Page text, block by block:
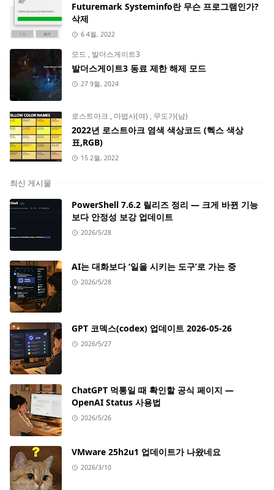
Futuremark Systeminfo란 무슨 프로그램인가?
삭제
6 4월, 2022
모드 , 발더스게이트3
발더스게이트3 동료 제한 해제 모드
27 9월, 2024
로스트아크 , 마법사(여) , 무도가(남)
2022년 로스트아크 염색 색상코드 (헥스 색상
표,RGB)
15 2월, 2022
최신 게시물
PowerShell 7.6.2 릴리즈 정리 — 크게 바뀐 기능
보다 안정성 보강 업데이트
2026/5/28
AI는 대화보다 ‘일을 시키는 도구’로 가는 중
2026/5/28
GPT 코덱스(codex) 업데이트 2026-05-26
2026/5/27
ChatGPT 먹통일 때 확인할 공식 페이지 —
OpenAI Status 사용법
2026/5/26
VMware 25h2u1 업데이트가 나왔네요
2026/3/10